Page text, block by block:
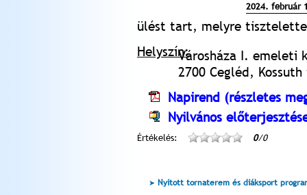
2024. február
ülést tart, melyre
Helyszín:Városháza I. emeleti
2700 Cegléd,
Napirend (részletes
Nyilvános
Értékelés: 0/0
Nyitott tornaterem és diáksport